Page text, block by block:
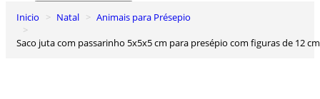
Inicio Natal
Animais para Présepio
Saco juta com passarinho 5x5x5 cm para presépio com figuras de 12 cm